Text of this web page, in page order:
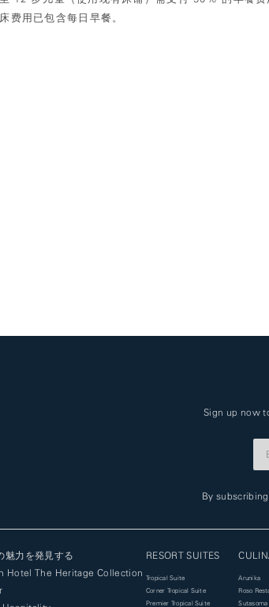
费用已包含每日早餐。
Sign up now
By
魅力を発見する
Hotel The Heritage Collection
RESORT SUITES
Tropical Suite
Corner Tropical Suite
Premier Tropical Suite
Arunika
Roso
Sutasoma